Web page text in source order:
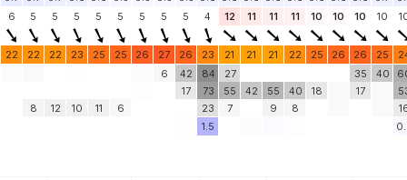
6
5 5 5 5 5 5 5 5 4 12 11 11 11 10 10 10 10
22 22 22 23 25 25 26 27 26 23 21 21 21 22 25 26 26 25
8 12 10 11 6
6
42
17
84
73
23
27
55
7
42
55
9
40
8
18
35
17
40
1.5